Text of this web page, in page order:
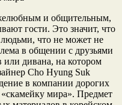
и общительным,
гости. Это значит, что
что не может не
в общении с друзьями
или дивана, на котором
Cho Hyung Suk
в компании дорогих
мира». Предмет